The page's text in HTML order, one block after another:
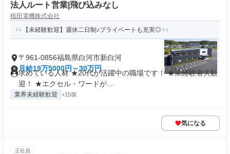
法人ルート営業|飛び込みなし
植田電機株式会社
【未経験歓迎】週休二日制♪プライベートも充実◎
〒961-0856福島県白河市新白河
月給19万5000円～30万円
求めている人材 ★20代が活躍中の職場です！ ★未経験者大歓
迎！ ★エクセル・ワードが...
業界未経験歓迎 +15個
気になる
正社員